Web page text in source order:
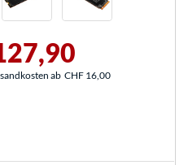
ab CHF 16,00